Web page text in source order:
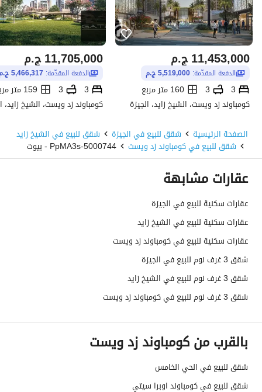
ج.م11,453,000
الدفعة المقدّمة: 5,519,000 ج.م
3
3
160 متر مربع
كومباوند زد ويست، الشيخ زايد، الجيزة
ج.م11,705,000
الدفعة المقدّمة: 5,466,317 ج.م
3
3
159 متر مربع
كومباوند زد ويست، الشيخ زايد،
الصفحة الرئيسية
شقق للبيع في الجيزة شقق للبيع في الشيخ زايد
شقق للبيع في كومباوند زد ويست 5000744-PpMA3s - بيوت
عقارات مشابهة
عقارات سكنية للبيع في الجيزة
عقارات سكنية للبيع في الشيخ زايد
عقارات سكنية للبيع في كومباوند زد ويست
شقق 3 غرف نوم للبيع في الجيزة
شقق 3 غرف نوم للبيع في الشيخ زايد
شقق 3 غرف نوم للبيع في كومباوند زد ويست
بالقرب من كومباوند زد ويست
شقق للبيع في الحي الخامس
شقق للبيع في كومباوند اوبرا سيتي